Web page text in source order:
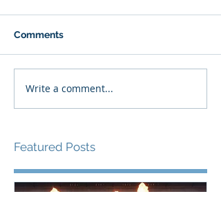
Comments
Write a comment...
Featured Posts